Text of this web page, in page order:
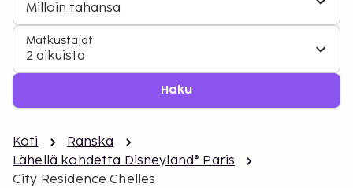
Milloin tahansa
Matkustajat
2 aikuista
Haku
Koti
Ranska
Lähellä kohdetta Disneyland® Paris
City Residence Chelles